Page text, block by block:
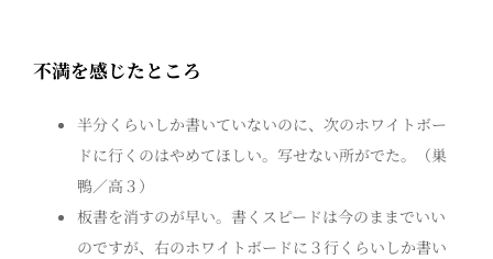
不満を感じたところ
半分くらいしか書いていないのに、次のホワイトボー
ドに行くのはやめてほしい。写せない所がでた。（巣
鴨／高３）
板書を消すのが早い。書くスピードは今のままでいい
のですが、右のホワイトボードに３行くらいしか書い